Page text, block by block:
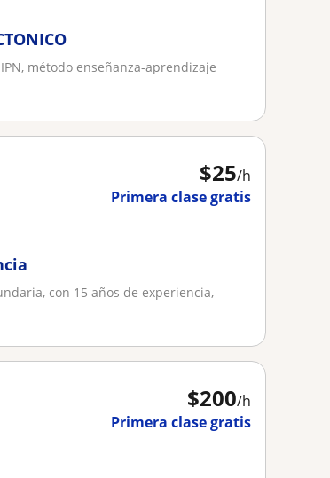
método enseñanza-aprendizaje
$25/h
Primera clase gratis
con 15 años de experiencia,
$200/h
Primera clase gratis